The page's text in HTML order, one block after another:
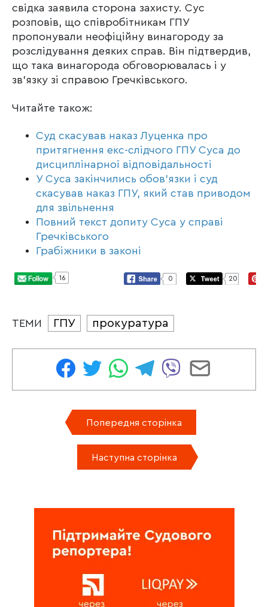
свідка заявила сторона захисту. Сус
розповів, що співробітникам ГПУ
пропонували неофіційну винагороду за
розслідування деяких справ. Він підтвердив,
що така винагорода обговорювалась і у
зв’язку зі справою Гречківського.
Читайте також:
Суд скасував наказ Луценка про
притягнення екс-слідчого ГПУ Суса до
дисциплінарної відповідальності
У Суса закінчились обов’язки і суд
скасував наказ ГПУ, який став приводом
для звільнення
Повний текст допиту Суса у справі
Гречківського
Грабіжники в законі
16 0 20
ТЕМИ ГПУ прокуратура
Попередня сторінка
Наступна сторінка